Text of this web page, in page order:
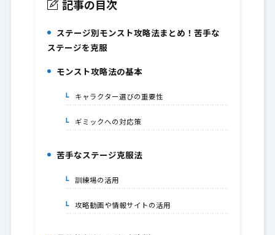
記事の目次
ステージ別モンスト攻略法まとめ！苦手な
ステージを克服
モンスト攻略法の基本
2-1.キャラクター選びの重要性
2-2.ギミックへの対応策
苦手なステージ克服法
3-1.訓練場の活用
3-2.攻略動画や情報サイトの活用